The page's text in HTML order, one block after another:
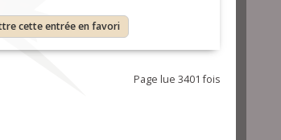
cette entrée en favori
Page lue 3401 fois